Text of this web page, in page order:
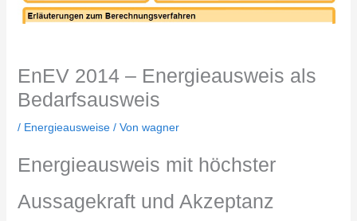
EnEV 2014 – Energieausweis als
Bedarfsausweis
/ Energieausweise/ Von wagner
Energieausweis mit höchster
Aussagekraft und Akzeptanz